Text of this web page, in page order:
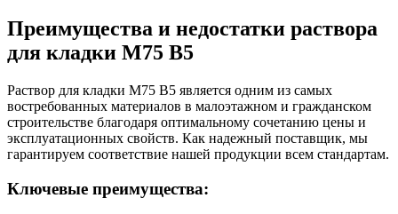
Преимущества и недостатки раствора
для кладки М75 B5
Раствор для кладки М75 B5 является одним из самых
востребованных материалов в малоэтажном и гражданском
строительстве благодаря оптимальному сочетанию цены и
эксплуатационных свойств. Как надежный поставщик, мы
гарантируем соответствие нашей продукции всем стандартам.
Ключевые преимущества: